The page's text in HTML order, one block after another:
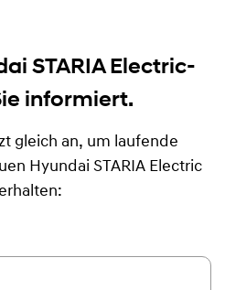
STARIA Electric-
informiert.
gleich an, um laufende
Hyundai STARIA Electric